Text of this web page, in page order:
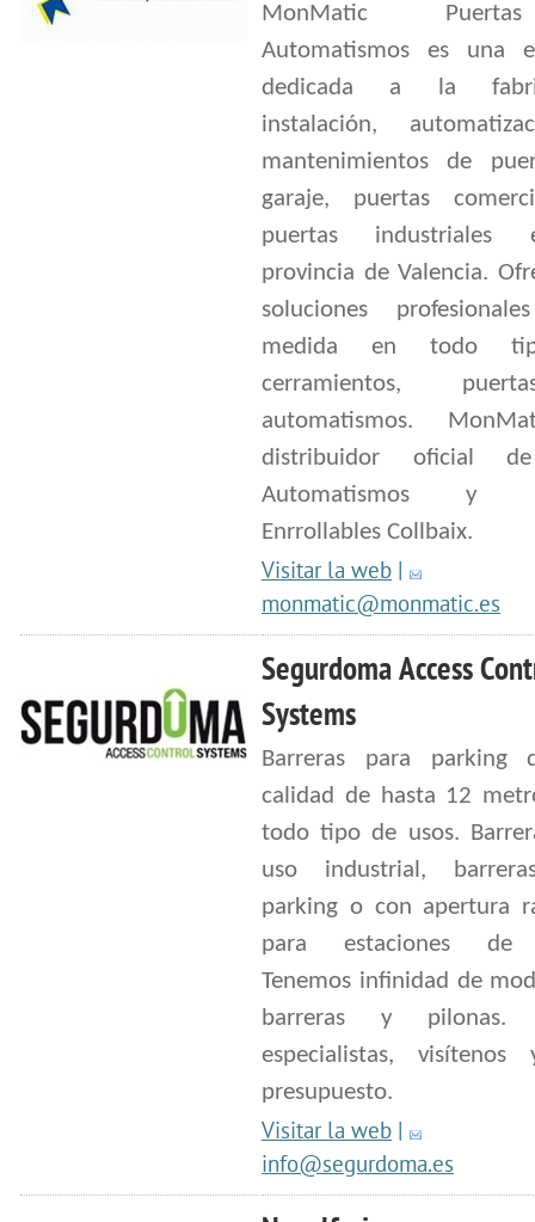
MonMatic
Automatismos es una
dedicada a la
instalación,
mantenimientos de
garaje, puertas
puertas
provincia de Valencia.
soluciones
medida en todo
cerramientos,
automatismos.
distribuidor oficial
Automatismos y
Enrrollables Collbaix.
Visitar la web |
monmatic@monmatic.es
Segurdoma Access
Systems
Barreras para parking
calidad de hasta 12
todo tipo de usos.
uso industrial,
parking o con apertura
para estaciones de
Tenemos infinidad de
barreras y pilonas.
especialistas,
presupuesto.
Visitar la web |
info@segurdoma.es